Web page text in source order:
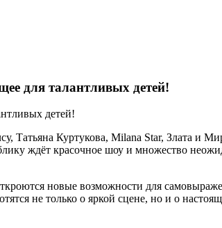
для талантливых детей!
Татьяна Куртукова, Milana Star, Злата
красочное шоу и множество
новые возможности для
не только о яркой сцене, но и о